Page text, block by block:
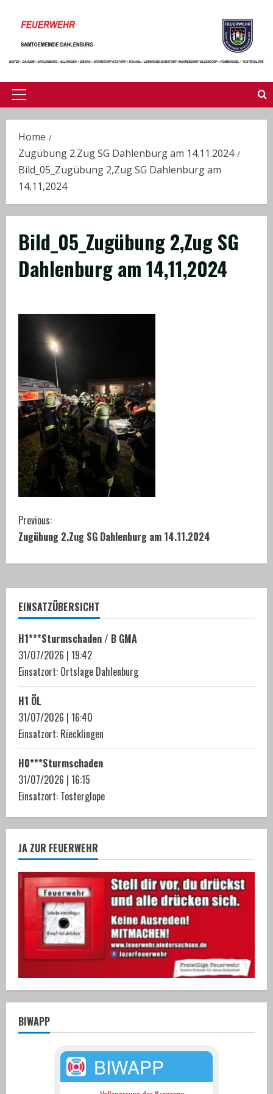
content
Primary
Home
Zugübung 2.Zug SG Dahlenburg am 14.11.2024
Bild_05_Zugübung 2,Zug SG Dahlenburg am
14,11,2024
Bild_05_Zugübung 2,Zug SG
Dahlenburg am 14,11,2024
C
o
t
i
n
u
e
R
e
a
d
i
n
g
Previous:
Zugübung 2.Zug SG Dahlenburg am 14.11.2024
EINSATZÜBERSICHT
H1***Sturmschaden / B GMA
31/07/2026 | 19:42
Einsatzort: Ortslage Dahlenburg
H1 ÖL
31/07/2026 | 16:40
Einsatzort: Riecklingen
H0***Sturmschaden
31/07/2026 | 16:15
Einsatzort: Tosterglope
JA ZUR FEUERWEHR
BIWAPP
BIWAPP